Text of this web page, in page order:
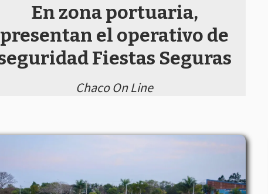
En zona portuaria,
presentan el operativo de
Fiestas Seguras
Chaco On Line